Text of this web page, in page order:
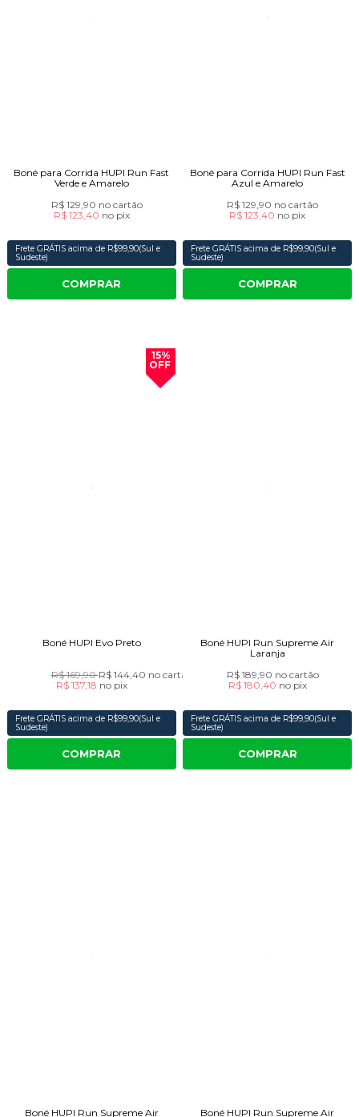
Boné para Corrida HUPI Run Fast
Verde e Amarelo
R$ 129,90 no cartão
R$ 123,40 no pix
Frete GRÁTIS acima de R$99,90(Sul e
Sudeste)
COMPRAR
Boné para Corrida HUPI Run Fast
Azul e Amarelo
R$ 129,90 no cartão
R$ 123,40 no pix
Frete GRÁTIS acima de R$99,90(Sul e
Sudeste)
COMPRAR
15%
OFF
Boné HUPI Evo Preto
R$ 169,90R$ 144,40 no cartão
R$ 137,18 no pix
Frete GRÁTIS acima de R$99,90(Sul e
Sudeste)
COMPRAR
Boné HUPI Run Supreme Air
Laranja
R$ 189,90 no cartão
R$ 180,40 no pix
Frete GRÁTIS acima de R$99,90(Sul e
Sudeste)
COMPRAR
Boné HUPI Run Supreme Air
Boné HUPI Run Supreme Air